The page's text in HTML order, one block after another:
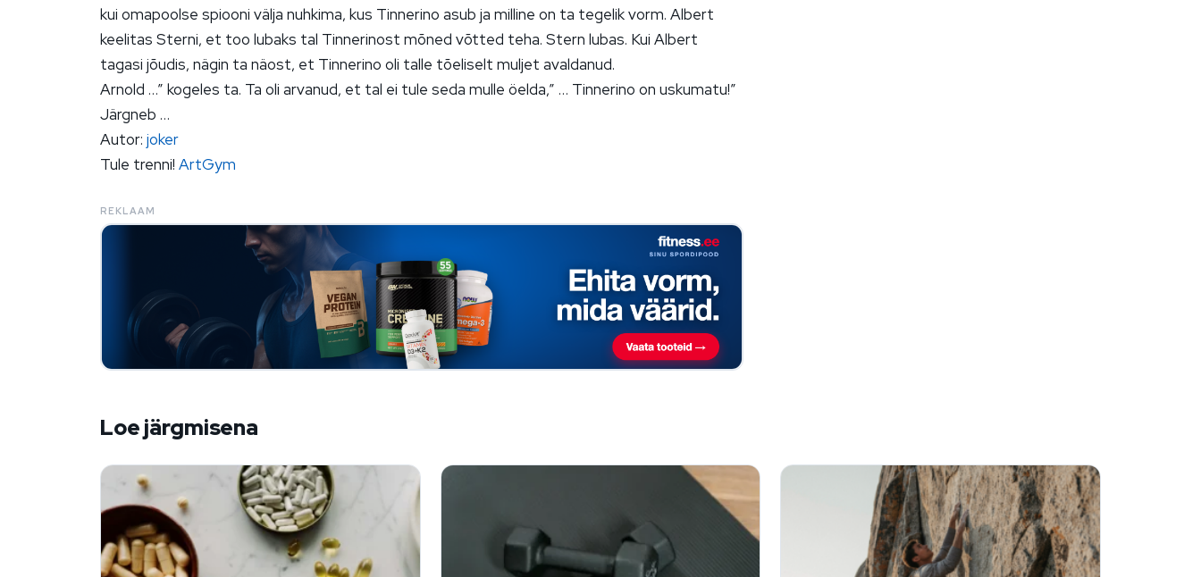
kui omapoolse spiooni välja nuhkima, kus Tinnerino asub ja milline on ta tegelik vorm. Albert
keelitas Sterni, et too lubaks tal Tinnerinost mõned võtted teha. Stern lubas. Kui Albert
tagasi jõudis, nägin ta näost, et Tinnerino oli talle tõeliselt muljet avaldanud.
Arnold …” kogeles ta. Ta oli arvanud, et tal ei tule seda mulle öelda,” … Tinnerino on uskumatu!”
Järgneb …
Autor: joker
Tule trenni! ArtGym
REKLAAM
Loe järgmisena